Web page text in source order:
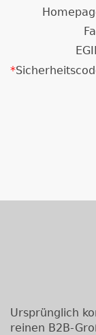
*
Ursprünglich
reinen B2B-